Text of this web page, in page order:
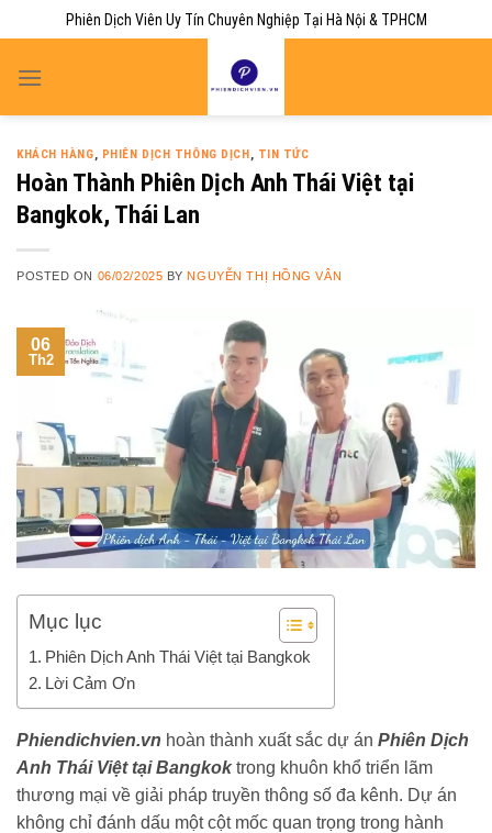
to
content
Phiên Dịch Viên Uy Tín Chuyên Nghiệp Tại Hà Nội & TPHCM
KHÁCH HÀNG, PHIÊN DỊCH THÔNG DỊCH, TIN TỨC
Hoàn Thành Phiên Dịch Anh Thái Việt tại
Bangkok, Thái Lan
POSTED ON 06/02/2025 BYNGUYỄN THỊ HỒNG VÂN
06
Th2
Mục lục
Phiên Dịch Anh Thái Việt tại Bangkok
Lời Cảm Ơn
Phiendichvien.vn hoàn thành xuất sắc dự án Phiên Dịch
Anh Thái Việt tại Bangkoktrong khuôn khổ triển lãm
thương mại về giải pháp truyền thông số đa kênh. Dự án
không chỉ đánh dấu một cột mốc quan trọng trong hành